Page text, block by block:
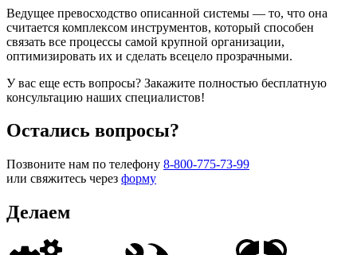
Ведущее превосходство описанной системы — то, что она
считается комплексом инструментов, который способен
связать все процессы самой крупной организации,
оптимизировать их и сделать всецело прозрачными.
У вас еще есть вопросы? Закажите полностью бесплатную
консультацию наших специалистов!
Остались вопросы?
Позвоните нам по телефону 8-800-775-73-99
или свяжитесь через форму
Делаем